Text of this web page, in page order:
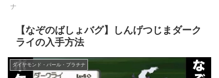
ナ
【なぞのばしょバグ】しんげつじまダーク
ライの入手方法
ダイヤモンド・パール・プラチナ